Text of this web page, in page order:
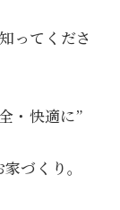
ってくださ
・快適に”
づくり。